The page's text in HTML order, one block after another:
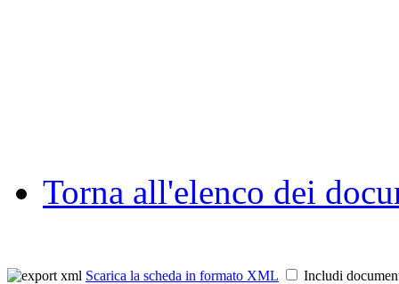
Torna all'elenco dei
Scarica la scheda in formato XML Includi